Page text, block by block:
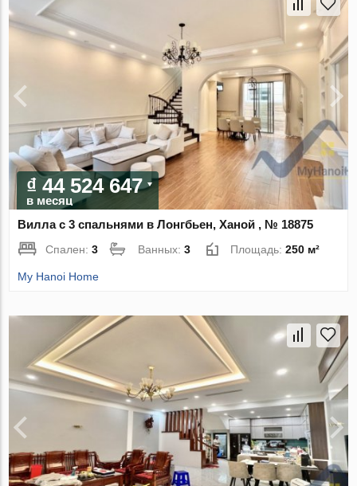
₫ 44 524 647
в месяц
Вилла с 3 спальнями в Лонгбьен, Ханой , № 18875
Спален:3 Ванных:3 Площадь:250 м²
My Hanoi Home